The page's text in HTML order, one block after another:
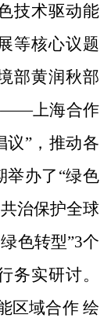
技术驱动能
等核心议题
部黄润秋部
——上海合作
议”，推动各
举办了“绿色
治保护全球
色转型”3个
务实研讨。
区域合作 绘